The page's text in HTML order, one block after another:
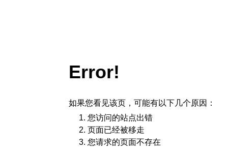
Error!
如果您看见该页，可能有以下几个原因：
您访问的站点出错
页面已经被移走
您请求的页面不存在